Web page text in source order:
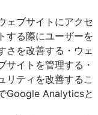
ェブサイトにアクセ
する際にユーザーを
さを改善する・ウェ
サイトを管理する・
リティを改善するこ
Google Analyticsと